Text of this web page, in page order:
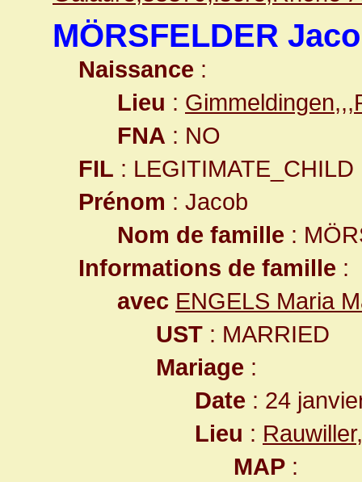
MÖRSFELDER
Naissance :
Lieu :
FNA : NO
FIL : LEGITIMATE_CHILD
Prénom : Jacob
Nom de famille :
Informations de famille :
avec ENGELS Maria
UST : MARRIED
Mariage :
Date : 24
Lieu :
MAP :